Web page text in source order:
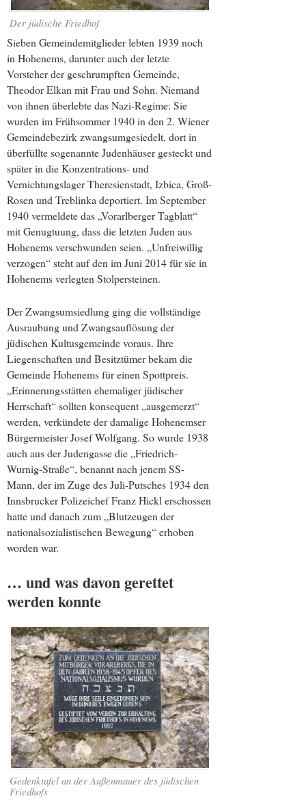
Der jüdische Friedhof
Sieben Gemeindemitglieder lebten 1939 noch
in Hohenems, darunter auch der letzte
Vorsteher der geschrumpften Gemeinde,
Theodor Elkan mit Frau und Sohn. Niemand
von ihnen überlebte das Nazi-Regime: Sie
wurden im Frühsommer 1940 in den 2. Wiener
Gemeindebezirk zwangsumgesiedelt, dort in
überfüllte sogenannte Judenhäuser gesteckt und
später in die Konzentrations- und
Vernichtungslager Theresienstadt, Izbica, Groß-
Rosen und Treblinka deportiert. Im September
1940 vermeldete das „Vorarlberger Tagblatt“
mit Genugtuung, dass die letzten Juden aus
Hohenems verschwunden seien. „Unfreiwillig
verzogen“ steht auf den im Juni 2014 für sie in
Hohenems verlegten Stolpersteinen.
Der Zwangsumsiedlung ging die vollständige
Ausraubung und Zwangsauflösung der
jüdischen Kultusgemeinde voraus. Ihre
Liegenschaften und Besitztümer bekam die
Gemeinde Hohenems für einen Spottpreis.
„Erinnerungsstätten ehemaliger jüdischer
Herrschaft“ sollten konsequent „ausgemerzt“
werden, verkündete der damalige Hohenemser
Bürgermeister Josef Wolfgang. So wurde 1938
auch aus der Judengasse die „Friedrich-
Wurnig-Straße“, benannt nach jenem SS-
Mann, der im Zuge des Juli-Putsches 1934 den
Innsbrucker Polizeichef Franz Hickl erschossen
hatte und danach zum „Blutzeugen der
nationalsozialistischen Bewegung“ erhoben
worden war.
… und was davon gerettet
werden konnte
Gedenktafel an der Außenmauer des jüdischen
Friedhofs